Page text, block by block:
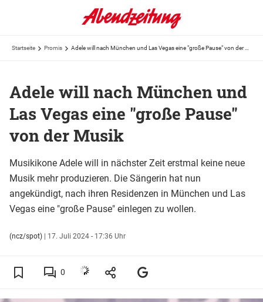
Startseite Promis
Adele will nach München und
Las Vegas eine "große Pause"
von der Musik
Musikikone Adele will in nächster Zeit erstmal keine neue
Musik mehr produzieren. Die Sängerin hat nun
angekündigt, nach ihren Residenzen in München und Las
Vegas eine "große Pause" einlegen zu wollen.
(ncz/spot) | 17. Juli 2024 - 17:36 Uhr
0